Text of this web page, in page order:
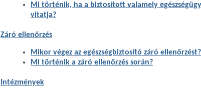
Mi történik, ha a biztosított valamely
vitatja?
Záró ellenőrzés
Mikor végez az egészségbiztosító záró ellenőrzést?
Mi történik a záró ellenőrzés során?
Intézmények